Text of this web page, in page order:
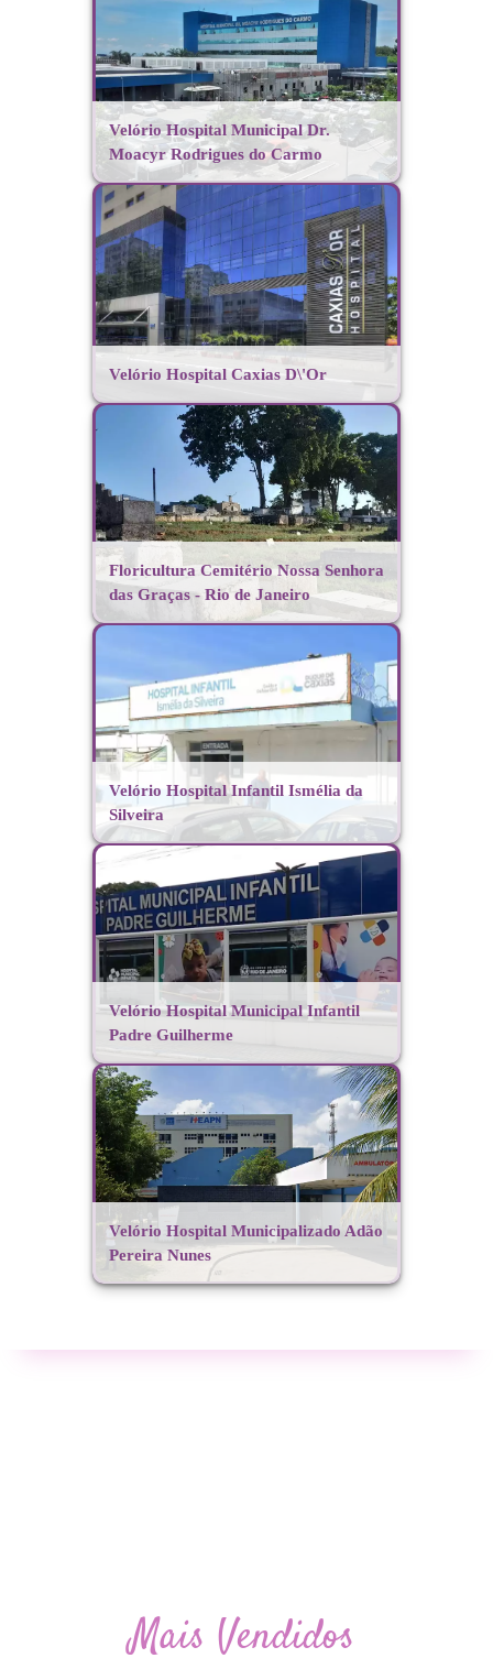
Velório Hospital Municipal Dr.
Moacyr Rodrigues do Carmo
Velório Hospital Caxias D\'Or
Floricultura Cemitério Nossa Senhora
das Graças - Rio de Janeiro
Velório Hospital Infantil Ismélia da
Silveira
Velório Hospital Municipal Infantil
Padre Guilherme
Velório Hospital Municipalizado Adão
Pereira Nunes
Mais Vendidos